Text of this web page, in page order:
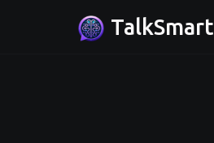
TalkSmart